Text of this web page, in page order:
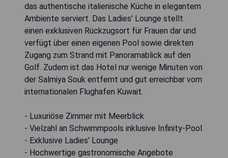
das authentische italienische Küche in elegantem
Ambiente serviert. Das Ladies' Lounge stellt
einen exklusiven Rückzugsort für Frauen dar und
verfügt über einen eigenen Pool sowie direkten
Zugang zum Strand mit Panoramablick auf den
Golf. Zudem ist das Hotel nur wenige Minuten von
der Salmiya Souk entfernt und gut erreichbar vom
internationalen Flughafen Kuwait.
- Luxuriöse Zimmer mit Meerblick
- Vielzahl an Schwimmpools inklusive Infinity-Pool
- Exklusive Ladies’ Lounge
- Hochwertige gastronomische Angebote